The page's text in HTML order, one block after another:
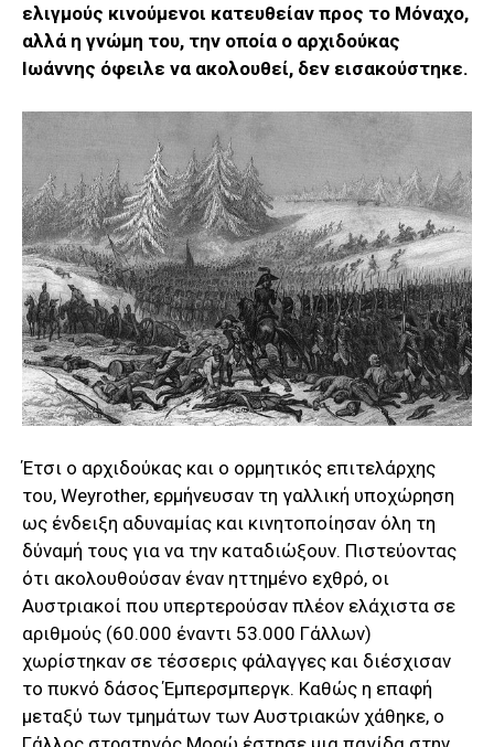
ελιγμούς κινούμενοι κατευθείαν προς το Μόναχο,
αλλά η γνώμη του, την οποία ο αρχιδούκας
Ιωάννης όφειλε να ακολουθεί, δεν εισακούστηκε.
Έτσι ο αρχιδούκας και ο ορμητικός επιτελάρχης
του, Weyrother, ερμήνευσαν τη γαλλική υποχώρηση
ως ένδειξη αδυναμίας και κινητοποίησαν όλη τη
δύναμή τους για να την καταδιώξουν. Πιστεύοντας
ότι ακολουθούσαν έναν ηττημένο εχθρό, οι
Αυστριακοί που υπερτερούσαν πλέον ελάχιστα σε
αριθμούς (60.000 έναντι 53.000 Γάλλων)
χωρίστηκαν σε τέσσερις φάλαγγες και διέσχισαν
το πυκνό δάσος Έμπερσμπεργκ. Καθώς η επαφή
μεταξύ των τμημάτων των Αυστριακών χάθηκε, ο